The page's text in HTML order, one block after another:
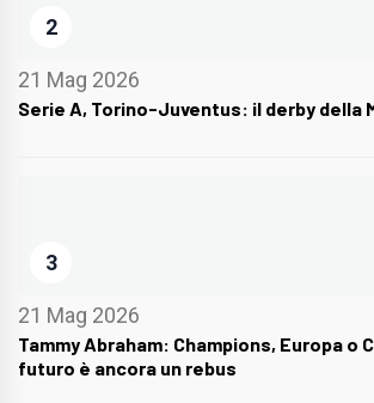
2
21 Mag 2026
Serie A, Torino-Juventus: il derby della
3
21 Mag 2026
Tammy Abraham: Champions, Europa o
futuro è ancora un rebus